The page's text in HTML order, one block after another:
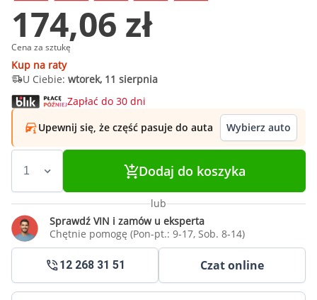
174,06 zł
Cena za sztukę
Kup na raty
U Ciebie: wtorek, 11 sierpnia
Zapłać do 30 dni
Upewnij się, że część pasuje do auta
Wybierz auto
Dodaj do koszyka
lub
Sprawdź VIN i zamów u eksperta
Chętnie pomogę (Pon-pt.: 9-17, Sob. 8-14)
12 268 31 51 Czat online